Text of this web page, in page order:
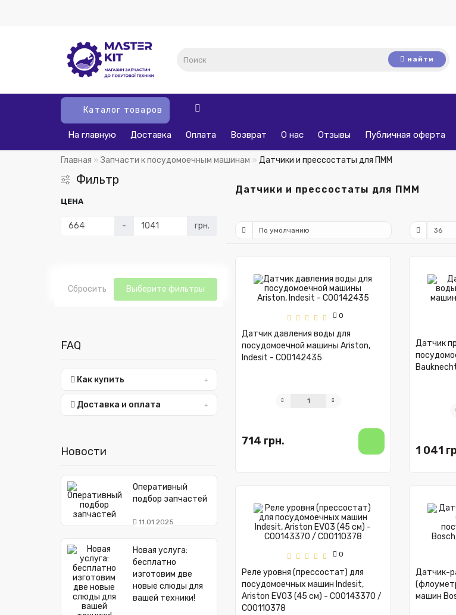
найти
Каталог товаров
На главную Доставка Оплата Возврат О нас Отзывы Публичная оферта
Главная Запчасти к посудомоечным машинам Датчики и прессостаты для ПММ
Фильтр
ЦЕНА
- грн.
Сбросить Выберите фильтры
FAQ
Как купить
Доставка и оплата
Новости
Оперативный
подбор запчастей
11.01.2025
Новая услуга:
бесплатно
изготовим две
новые слюды для
вашей техники!
Датчики и прессостаты для ПММ
0
Датчик давления воды для
посудомоечной машины Ariston,
Indesit - C00142435
714 грн.
Датчик
1 041
0
Реле уровня (прессостат) для
посудомоечных машин Indesit,
Ariston EVO3 (45 см) - C00143370 /
C00110378
Датчик-
машин